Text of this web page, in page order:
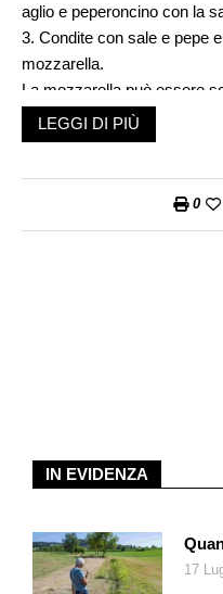
aglio e peperoncino con la
3. Condite con sale e pepe
mozzarella.
La mozzarella può essere
Preparazione: circa 20
Per persona: circa 33 g di
LEGGI DI PIÙ
0
IN EVIDENZA
17